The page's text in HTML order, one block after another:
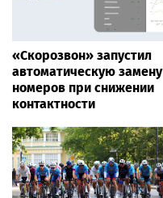
«Скорозвон» запустил
автоматическую замену
номеров при снижении
контактности